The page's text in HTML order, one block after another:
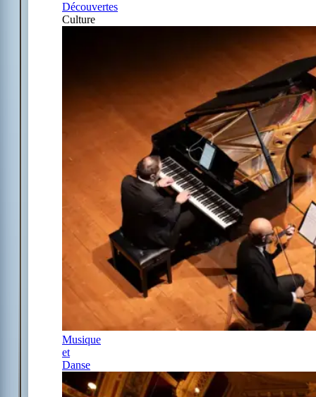
Découvertes
Culture
Musique
et
Danse